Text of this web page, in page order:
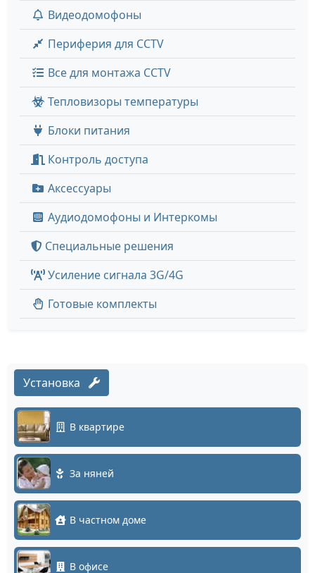
Видеодомофоны
Периферия для CCTV
Все для монтажа CCTV
Тепловизоры температуры
Блоки питания
Контроль доступа
Аксессуары
Аудиодомофоны и Интеркомы
Специальные решения
Усиление сигнала 3G/4G
Готовые комплекты
Установка
В квартире
За няней
В частном доме
В офисе